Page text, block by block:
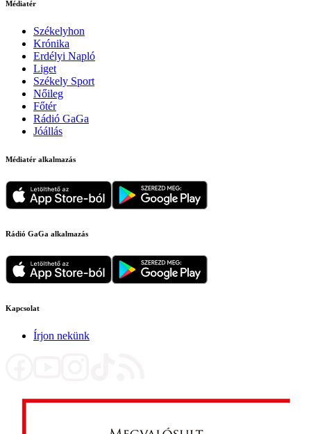
Médiatér
Székelyhon
Krónika
Erdélyi Napló
Liget
Székely Sport
Nőileg
Főtér
Rádió GaGa
Jóállás
Médiatér alkalmazás
Rádió GaGa alkalmazás
Kapcsolat
Írjon nekünk